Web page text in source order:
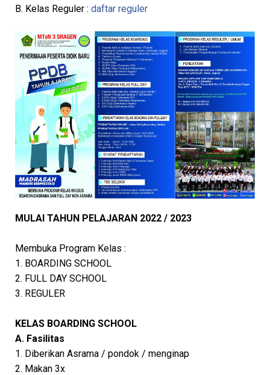
B. Kelas Reguler : daftar reguler
MULAI TAHUN PELAJARAN 2022 / 2023
Membuka Program Kelas :
1. BOARDING SCHOOL
2. FULL DAY SCHOOL
3. REGULER
KELAS BOARDING SCHOOL
A. Fasilitas
1. Diberikan Asrama / pondok / menginap
2. Makan 3x